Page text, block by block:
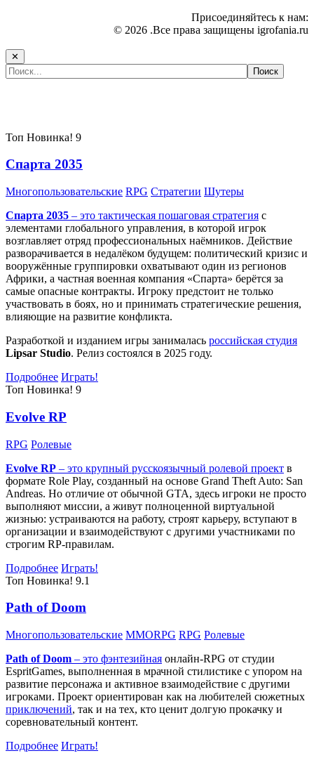
Присоединяйтесь к нам:
© 2026 .Все права защищены igrofania.ru
✕
Топ Новинка! 9
Спарта 2035
Многопользовательские RPG Стратегии Шутеры
Спарта 2035 – это тактическая пошаговая стратегия с
элементами глобального управления, в которой игрок
возглавляет отряд профессиональных наёмников. Действие
разворачивается в недалёком будущем: политический кризис и
вооружённые группировки охватывают один из регионов
Африки, а частная военная компания «Спарта» берётся за
самые опасные контракты. Игроку предстоит не только
участвовать в боях, но и принимать стратегические решения,
влияющие на развитие конфликта.
Разработкой и изданием игры занималась российская студия
Lipsar Studio. Релиз состоялся в 2025 году.
Подробнее Играть!
Топ Новинка! 9
Evolve RP
RPG Ролевые
Evolve RP – это крупный русскоязычный ролевой проект в
формате Role Play, созданный на основе Grand Theft Auto: San
Andreas. Но отличие от обычной GTA, здесь игроки не просто
выполняют миссии, а живут полноценной виртуальной
жизнью: устраиваются на работу, строят карьеру, вступают в
организации и взаимодействуют с другими участниками по
строгим RP-правилам.
Подробнее Играть!
Топ Новинка! 9.1
Path of Doom
Многопользовательские MMORPG RPG Ролевые
Path of Doom – это фэнтезийная онлайн-RPG от студии
EspritGames, выполненная в мрачной стилистике с упором на
развитие персонажа и активное взаимодействие с другими
игроками. Проект ориентирован как на любителей сюжетных
приключений, так и на тех, кто ценит долгую прокачку и
соревновательный контент.
Подробнее Играть!